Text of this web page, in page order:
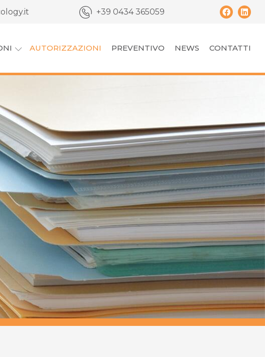
+39 0434 365059
AUTORIZZAZIONI PREVENTIVO NEWS CONTATTI